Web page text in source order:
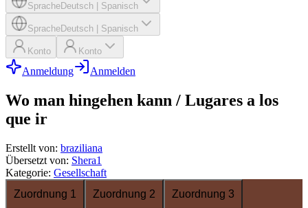
SpracheDeutsch Spanisch
SpracheDeutsch Spanisch
Konto Konto
Anmeldung Anmelden
Wo man hingehen kann / Lugares a los
que ir
Erstellt von: braziliana
Übersetzt von: Shera1
Kategorie: Gesellschaft
Zuordnung 1
Zuordnung 2 Zuordnung 3